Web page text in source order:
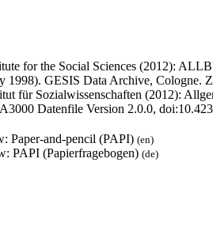
for the Social Sciences (2012):
1998). GESIS Data Archive, Cologne.
für Sozialwissenschaften (2012):
Datenfile Version 2.0.0,
Paper-and-pencil (PAPI) (en)
PAPI (Papierfragebogen) (de)